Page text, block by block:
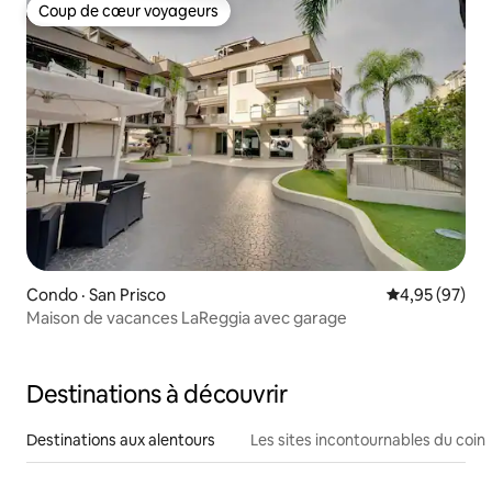
Coup de cœur voyageurs
Coup de cœur voyageurs
Condo · San Prisco Note
4,95 (97)
Maison de vacances LaReggia avec garage
Destinations à découvrir
Destinations aux alentours Les sites incontournables du coin